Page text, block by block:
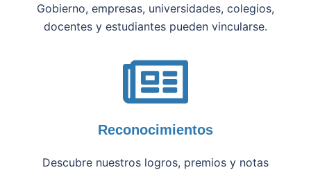
Gobierno, empresas, universidades, colegios,
docentes y estudiantes pueden vincularse.
Reconocimientos
Descubre nuestros logros, premios y notas